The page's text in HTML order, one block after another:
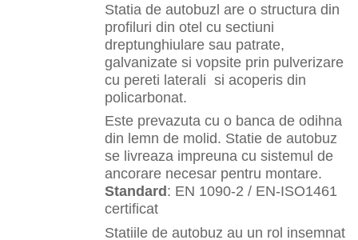
Statia de autobuzl are o structura din
profiluri din otel cu sectiuni
dreptunghiulare sau patrate,
galvanizate si vopsite prin pulverizare
cu pereti laterali si acoperis din
policarbonat.
Este prevazuta cu o banca de odihna
din lemn de molid. Statie de autobuz
se livreaza impreuna cu sistemul de
ancorare necesar pentru montare.
Standard : EN 1090-2 / EN-ISO1461
certificat
Statiile de autobuz au un rol insemnat